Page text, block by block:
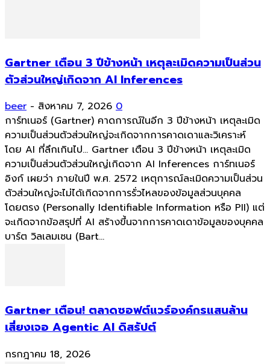
Gartner เตือน 3 ปีข้างหน้า เหตุละเมิดความเป็นส่วน
ตัวส่วนใหญ่เกิดจาก AI Inferences
beer - สิงหาคม 7, 2026 0
การ์ทเนอร์ (Gartner) คาดการณ์ในอีก 3 ปีข้างหน้า เหตุละเมิด
ความเป็นส่วนตัวส่วนใหญ่จะเกิดจากการคาดเดาและวิเคราะห์
โดย AI ที่ลึกเกินไป... Gartner เตือน 3 ปีข้างหน้า เหตุละเมิด
ความเป็นส่วนตัวส่วนใหญ่เกิดจาก AI Inferences การ์ทเนอร์
อิงก์ เผยว่า ภายในปี พ.ศ. 2572 เหตุการณ์ละเมิดความเป็นส่วน
ตัวส่วนใหญ่จะไม่ได้เกิดจากการรั่วไหลของข้อมูลส่วนบุคคล
โดยตรง (Personally Identifiable Information หรือ PII) แต่
จะเกิดจากข้อสรุปที่ AI สร้างขึ้นจากการคาดเดาข้อมูลของบุคคล
บาร์ต วิลเลมเซน (Bart...
Gartner เตือน! ตลาดซอฟต์แวร์องค์กรแสนล้าน
เสี่ยงเจอ Agentic AI ดิสรัปต์
กรกฎาคม 18, 2026